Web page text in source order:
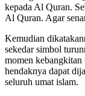
kepada Al Quran.
Al Quran. Agar
Kemudian
sekedar simbol
momen kebangkitan
hendaknya dapat
seluruh umat islam.